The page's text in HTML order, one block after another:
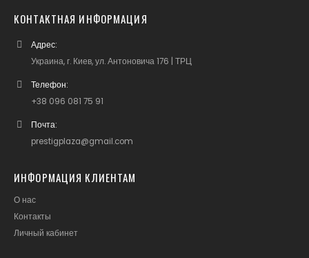
КОНТАКТНАЯ ИНФОРМАЦИЯ
Адрес:
Украина, г. Киев, ул. Антоновича 176 | ТРЦ
Телефон:
+38 096 081 75 91
Почта:
prestigplaza@gmail.com
ИНФОРМАЦИЯ КЛИЕНТАМ
О нас
Контакты
Личный кабинет